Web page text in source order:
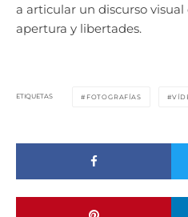
a articular un discurso visual
apertura y libertades.
ETIQUETAS FOTOGRAFÍAS